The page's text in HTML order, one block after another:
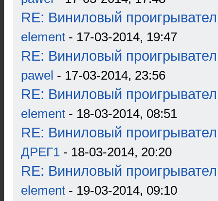
RE: Виниловый
element - 17-03-2014, 19:47
RE: Виниловый
pawel - 17-03-2014, 23:56
RE: Виниловый
element - 18-03-2014, 08:51
RE: Виниловый
ДРЕГ1 - 18-03-2014, 20:20
RE: Виниловый
element - 19-03-2014, 09:10